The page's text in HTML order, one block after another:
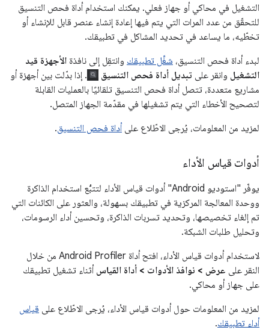
التشغيل في محاكي أو جهاز فعلي. يمكنك استخدام أداة فحص التنسيق
للتحقّق من عدد المرات التي يتم فيها إعادة إنشاء عنصر قابل للإنشاء أو
تخطّيه، ما يساعد في تحديد المشاكل في تطبيقك.
لبدء أداة فحص التنسيق، شغِّل تطبيقك وانتقِل إلى نافذة الأجهزة قيد
التشغيل وانقر على تبديل أداة فحص التنسيق
. إذا بدّلت بين أجهزة أو
مشاريع متعددة، تتصل أداة فحص التنسيق تلقائيًا بالعمليات القابلة
لتصحيح الأخطاء التي يتم تشغيلها في مقدّمة الجهاز المتصل.
لمزيد من المعلومات، يُرجى الاطّلاع علىأداة فحص التنسيق.
أدوات قياس الأداء
يوفّر "استوديو Android" أدوات قياس الأداء لتتبُّع استخدام الذاكرة
ووحدة المعالجة المركزية في تطبيقك بسهولة، والعثور على الكائنات التي
تم إلغاء تخصيصها، وتحديد تسربات الذاكرة، وتحسين أداء الرسومات،
وتحليل طلبات الشبكة.
لاستخدام أدوات قياس الأداء، افتح أداة Android Profiler من خلال
النقر على عرض > نوافذ الأدوات > أداة القياس أثناء تشغيل تطبيقك
على جهاز أو محاكي.
لمزيد من المعلومات حول أدوات قياس الأداء، يُرجى الاطّلاع على قياس
أداء تطبيقك.